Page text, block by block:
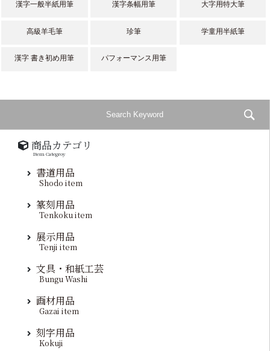
漢字一般半紙用筆 漢字条幅用筆 大字用特大筆
高級羊毛筆 珍筆 学童用半紙筆
漢字 書き初め用筆 パフォーマンス用筆
商品カテゴリ
Item Categroy
書道用品
Shodo item
篆刻用品
Tenkoku item
展示用品
Tenji item
文具・和紙工芸
Bungu Washi
画材用品
Gazai item
刻字用品
Kokuji